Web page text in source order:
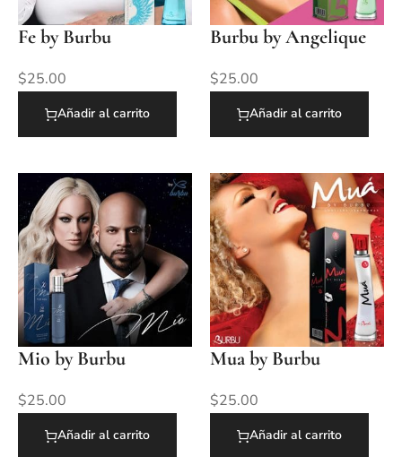
Fe by Burbu
$25.00
Añadir al carrito
Burbu by Angelique
$25.00
Añadir al carrito
Mio by Burbu
$25.00
Añadir al carrito
Mua by Burbu
$25.00
Añadir al carrito